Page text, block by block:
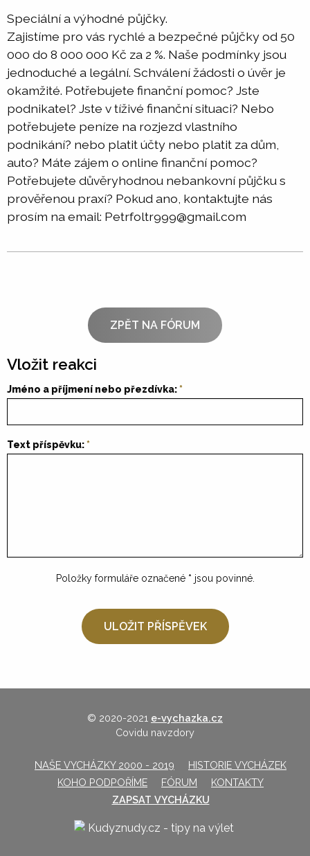
Speciální a výhodné půjčky.
Zajistíme pro vás rychlé a bezpečné půjčky od 50
000 do 8 000 000 Kč za 2 %. Naše podmínky jsou
jednoduché a legální. Schválení žádosti o úvěr je
okamžité. Potřebujete finanční pomoc? Jste
podnikatel? Jste v tíživé finanční situaci? Nebo
potřebujete peníze na rozjezd vlastního
podnikání? nebo platit účty nebo platit za dům,
auto? Máte zájem o online finanční pomoc?
Potřebujete důvěryhodnou nebankovní půjčku s
prověřenou praxí? Pokud ano, kontaktujte nás
prosím na email: Petrfoltr999@gmail.com
ZPĚT NA FÓRUM
Vložit reakci
Jméno a příjmení nebo přezdívka:
Text příspěvku:
Položky formuláře označené * jsou povinné.
© 2020-2021 e-vychazka.cz
Covidu navzdory
NAŠE VYCHÁZKY 2000 - 2019
HISTORIE VYCHÁZEK
KOHO PODPOŘÍME
FÓRUM
KONTAKTY
ZAPSAT VYCHÁZKU